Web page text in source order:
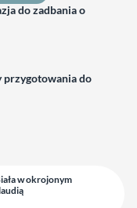
do zadbania o
przygotowania do
w okrojonym